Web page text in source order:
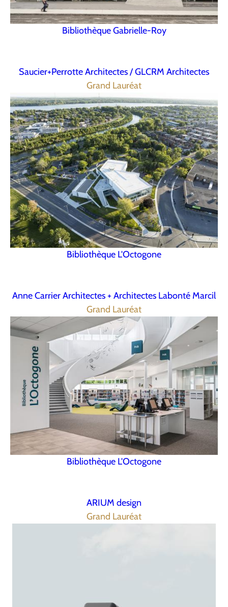
Bibliothèque Gabrielle-Roy
Saucier+Perrotte Architectes / GLCRM Architectes
Grand Lauréat
Bibliothèque L'Octogone
Anne Carrier Architectes + Architectes Labonté Marcil
Grand Lauréat
Bibliothèque L'Octogone
ARIUM design
Grand Lauréat